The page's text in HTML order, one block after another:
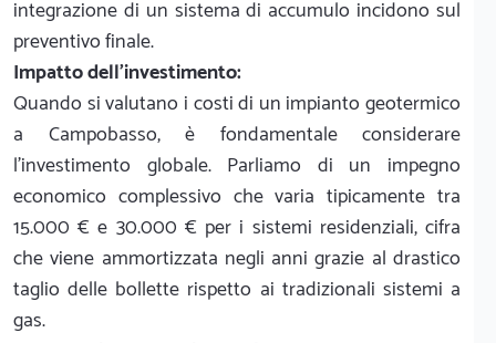
integrazione di un sistema di accumulo incidono sul
preventivo finale.
Impatto dell'investimento:
Quando si valutano i costi di un impianto geotermico
a Campobasso, è fondamentale considerare
l'investimento globale. Parliamo di un impegno
economico complessivo che varia tipicamente tra
15.000 € e 30.000 € per i sistemi residenziali, cifra
che viene ammortizzata negli anni grazie al drastico
taglio delle bollette rispetto ai tradizionali sistemi a
gas.